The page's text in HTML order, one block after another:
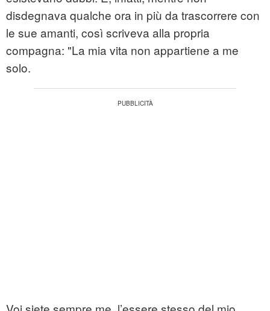
disdegnava qualche ora in più da trascorrere con
le sue amanti, così scriveva alla propria
compagna: "La mia vita non appartiene a me
solo.